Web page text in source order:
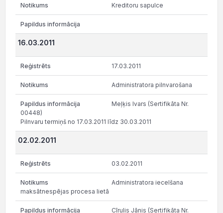
Kreditoru sapulce
16.03.2011
17.03.2011
Administratora pilnvarošana
Meļķis Ivars (Sertifikāta Nr.
00448)
Pilnvaru termiņš no 17.03.2011 līdz 30.03.2011
02.02.2011
03.02.2011
Administratora iecelšana
maksātnespējas procesa lietā
Cīrulis Jānis (Sertifikāta Nr.